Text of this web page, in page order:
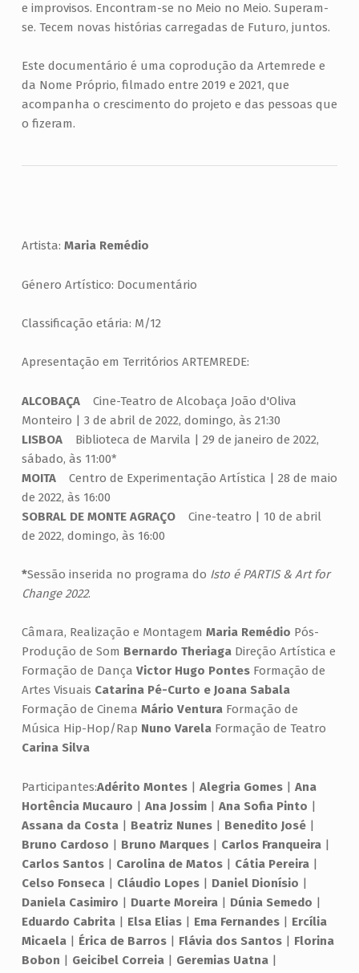
e improvisos. Encontram-se no Meio no Meio. Superam-
se. Tecem novas histórias carregadas de Futuro, juntos.
Este documentário é uma coprodução da Artemrede e
da Nome Próprio, filmado entre 2019 e 2021, que
acompanha o crescimento do projeto e das pessoas que
o fizeram.
Artista: Maria Remédio
Género Artístico: Documentário
Classificação etária: M/12
Apresentação em Territórios ARTEMREDE:
ALCOBAÇACine-Teatro de Alcobaça João d'Oliva
Monteiro | 3 de abril de 2022, domingo, às 21:30
LISBOABiblioteca de Marvila | 29 de janeiro de 2022,
sábado, às 11:00*
MOITACentro de Experimentação Artística | 28 de maio
de 2022, às 16:00
SOBRAL DE MONTE AGRAÇOCine-teatro | 10 de abril
de 2022, domingo, às 16:00
*Sessão inserida no programa do Isto é PARTIS & Art for
Change 2022.
Câmara, Realização e Montagem Maria Remédio Pós-
Produção de Som Bernardo TheriagaDireção Artística e
Formação de Dança Victor Hugo PontesFormação de
Artes Visuais Catarina Pé-Curto e Joana Sabala
Formação de Cinema Mário VenturaFormação de
Música Hip-Hop/Rap Nuno VarelaFormação de Teatro
Carina Silva
Participantes:Adérito Montes | Alegria Gomes | Ana
Hortência Mucauro | Ana Jossim | Ana Sofia Pinto |
Assana da Costa | Beatriz Nunes | Benedito José |
Bruno Cardoso | Bruno Marques | Carlos Franqueira |
Carlos Santos | Carolina de Matos | Cátia Pereira |
Celso Fonseca | Cláudio Lopes | Daniel Dionísio |
Daniela Casimiro | Duarte Moreira | Dúnia Semedo |
Eduardo Cabrita | Elsa Elias | Ema Fernandes | Ercília
Micaela | Érica de Barros | Flávia dos Santos | Florina
Bobon | Geicibel Correia | Geremias Uatna |